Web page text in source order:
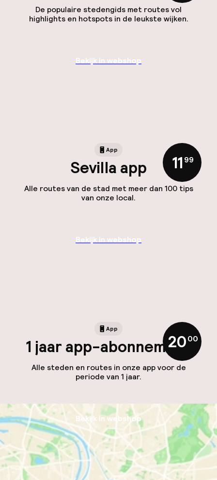
De populaire stedengids met routes vol
highlights en hotspots in de leukste wijken.
Bekijk in webshop
App
Sevilla app
Alle routes van de stad met meer dan 100 tips
van onze local.
11 ,99
Bekijk in webshop
App
1 jaar app-abonnement
Alle steden en routes in onze app voor de
periode van 1 jaar.
20,00
Bekijk in webshop